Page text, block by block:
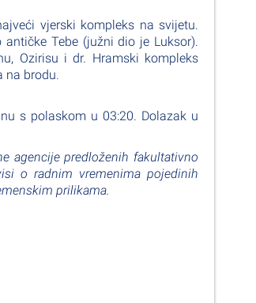
vjerski kompleks na svijetu.
Tebe (južni dio je Luksor).
Ozirisu i dr. Hramski kompleks
na brodu.
s polaskom u 03:20. Dolazak u
agencije predloženih fakultativno
o radnim vremenima pojedinih
prilikama.